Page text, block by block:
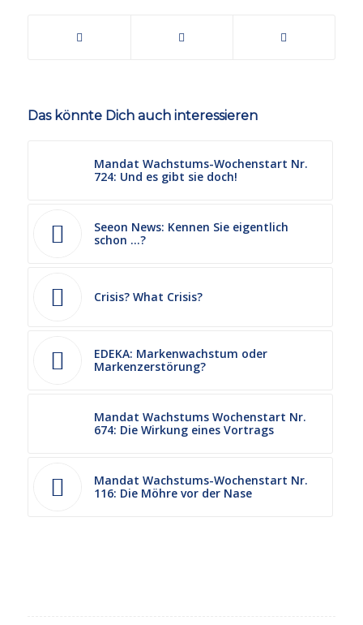
Das könnte Dich auch interessieren
Mandat Wachstums-Wochenstart Nr.
724: Und es gibt sie doch!
Seeon News: Kennen Sie eigentlich
schon …?
Crisis? What Crisis?
EDEKA: Markenwachstum oder
Markenzerstörung?
Mandat Wachstums Wochenstart Nr.
674: Die Wirkung eines Vortrags
Mandat Wachstums-Wochenstart Nr.
116: Die Möhre vor der Nase